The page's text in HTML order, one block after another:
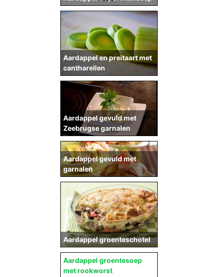
Aardappel en preitaart met
cantharellen
Aardappel gevuld met
garnalen
Aardappel gevuld met
Zeebrugse garnalen
Aardappel groenteschotel
Aardappel groentesoep
met rookworst